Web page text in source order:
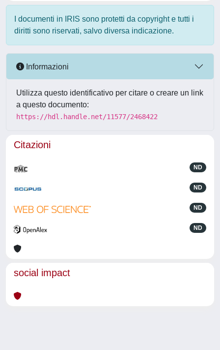
I documenti in IRIS sono protetti da copyright e tutti i
diritti sono riservati, salvo diversa indicazione.
Informazioni
Utilizza questo identificativo per citare o creare un link
a questo documento:
https://hdl.handle.net/11577/2468422
Citazioni
ND
ND
ND
ND
social impact